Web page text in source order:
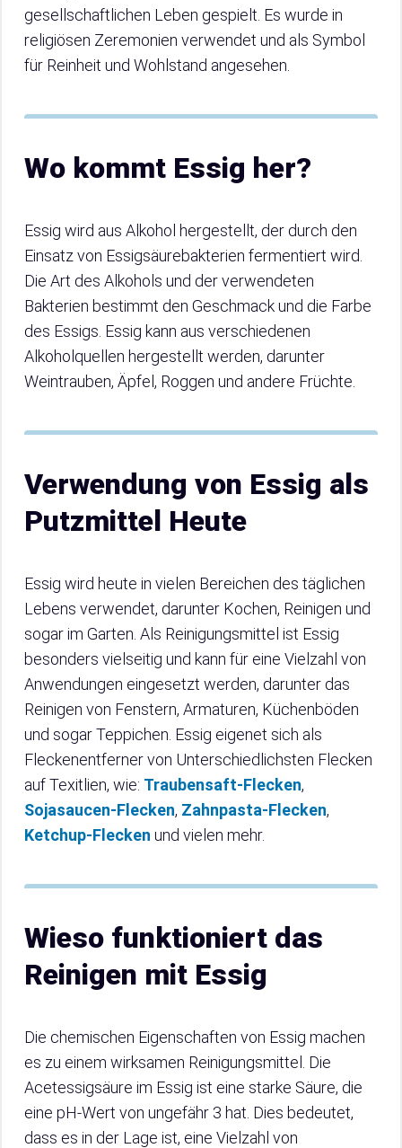
gesellschaftlichen Leben gespielt. Es wurde in
religiösen Zeremonien verwendet und als Symbol
für Reinheit und Wohlstand angesehen.
Wo kommt Essig her?
Essig wird aus Alkohol hergestellt, der durch den
Einsatz von Essigsäurebakterien fermentiert wird.
Die Art des Alkohols und der verwendeten
Bakterien bestimmt den Geschmack und die Farbe
des Essigs. Essig kann aus verschiedenen
Alkoholquellen hergestellt werden, darunter
Weintrauben, Äpfel, Roggen und andere Früchte.
Verwendung von Essig als
Putzmittel Heute
Essig wird heute in vielen Bereichen des täglichen
Lebens verwendet, darunter Kochen, Reinigen und
sogar im Garten. Als Reinigungsmittel ist Essig
besonders vielseitig und kann für eine Vielzahl von
Anwendungen eingesetzt werden, darunter das
Reinigen von Fenstern, Armaturen, Küchenböden
und sogar Teppichen. Essig eigenet sich als
Fleckenentferner von Unterschiedlichsten Flecken
auf Texitlien, wie: Traubensaft-Flecken,
Sojasaucen-Flecken, Zahnpasta-Flecken,
Ketchup-Flecken und vielen mehr.
Wieso funktioniert das
Reinigen mit Essig
Die chemischen Eigenschaften von Essig machen
es zu einem wirksamen Reinigungsmittel. Die
Acetessigsäure im Essig ist eine starke Säure, die
eine pH-Wert von ungefähr 3 hat. Dies bedeutet,
dass es in der Lage ist, eine Vielzahl von